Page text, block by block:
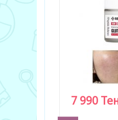
7 990